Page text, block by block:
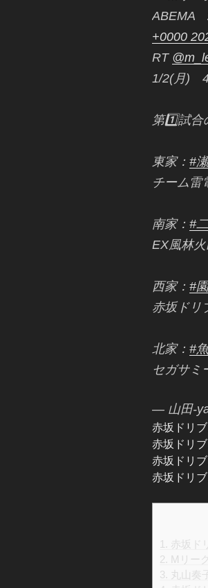
ABEMA
+0000
RT
1/2(月)
第1️⃣試合
東家： #
チーム雷
南家： #
EX風林
西家： #
赤坂ドリ
北家： #
セガサミ
— 山田-
赤坂ドリ
赤坂ドリ
赤坂ドリ
赤坂ドリ
1.
赤坂ド
2.
Mリー
3.
丸山奏